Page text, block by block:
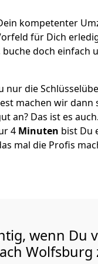
kompetenter
für Dich
doch einfach
nur die
machen wir dann
an? Das ist es
4 Minuten bist Du
mal die Profis
wenn Du
Wolfsburg